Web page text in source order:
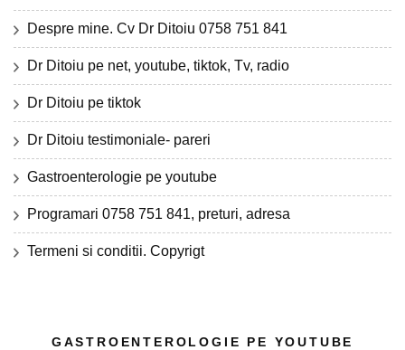
Despre mine. Cv Dr Ditoiu 0758 751 841
Dr Ditoiu pe net, youtube, tiktok, Tv, radio
Dr Ditoiu pe tiktok
Dr Ditoiu testimoniale- pareri
Gastroenterologie pe youtube
Programari 0758 751 841, preturi, adresa
Termeni si conditii. Copyrigt
GASTROENTEROLOGIE PE YOUTUBE